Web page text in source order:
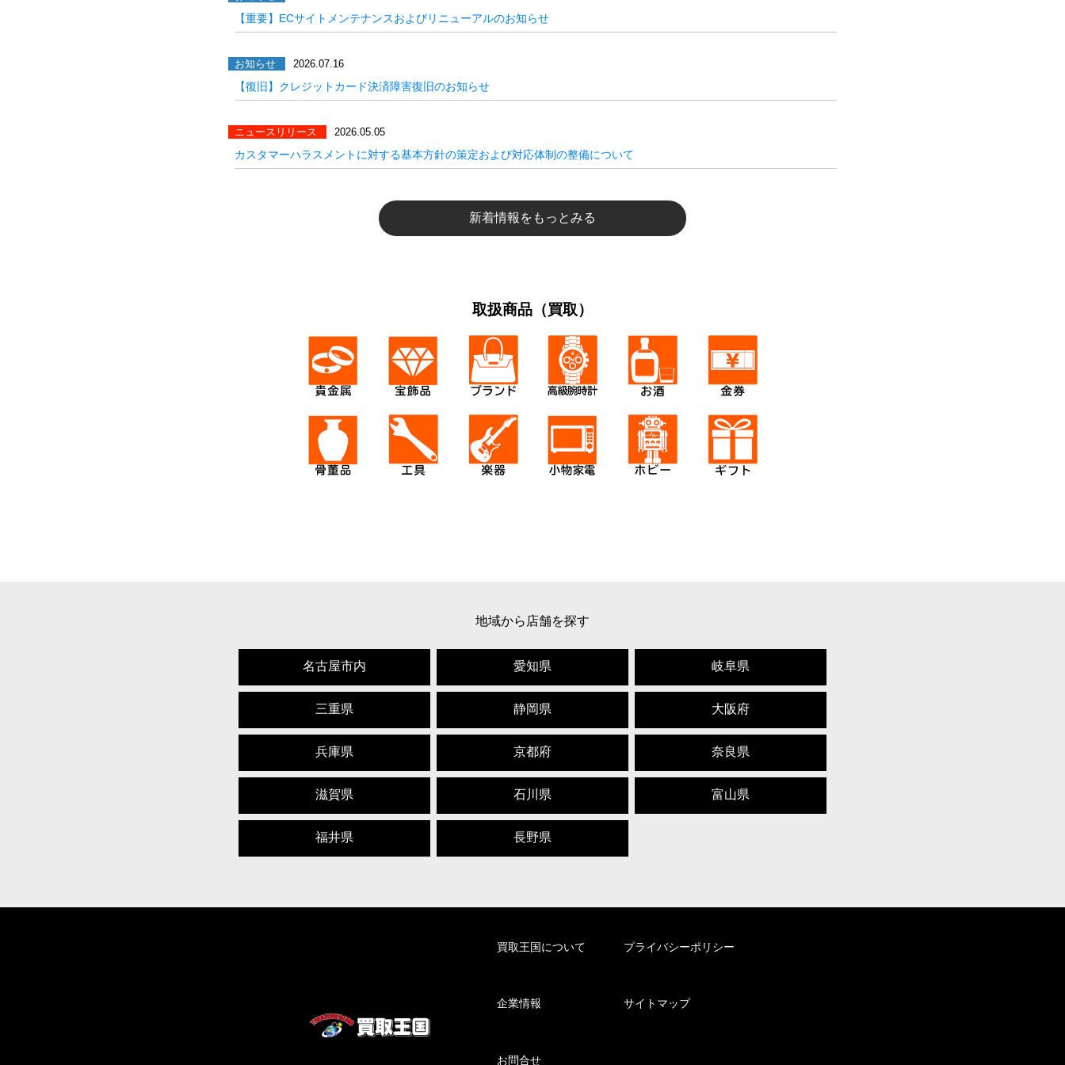
【重要】ECサイトメンテナンスおよびリニューアルのお知らせ
お知らせ 2026.07.16
【復旧】クレジットカード決済障害復旧のお知らせ
ニュースリリース 2026.05.05
カスタマーハラスメントに対する基本方針の策定および対応体制の整備について
新着情報をもっとみる
取扱商品（買取）
地域から店舗を探す
名古屋市内 愛知県 岐阜県
三重県 静岡県 大阪府
兵庫県 京都府 奈良県
滋賀県 石川県 富山県
福井県 長野県
買取王国について プライバシーポリシー
企業情報 サイトマップ
お問合せ